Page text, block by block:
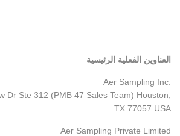
العناوين الفعلية الرئيسية
Aer Sampling Inc.
Dr Ste 312 (PMB 47 Sales Team) Houston,
TX 77057 USA
Aer Sampling Private Limited